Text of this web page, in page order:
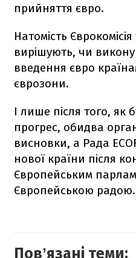
прийняття євро.
Натомість
вирішують, чи
введення євро
єврозони.
І лише після того, як
прогрес, обидва
висновки, а Рада
нової країни після
Європейським
Європейською радою.
Повʼязані теми: